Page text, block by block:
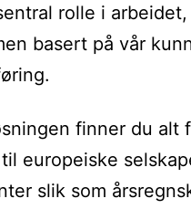
rolle i
basert på vår
finner du alt
europeiske
slik som